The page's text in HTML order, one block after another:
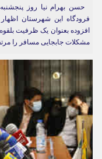
مرا به خاطر بسپار
حسن بهرام نیا روز پنجشنبه
فرودگاه این شهرستان
افزوده بعنوان یک ظرفیت
مشکلات جابجایی مسافر را